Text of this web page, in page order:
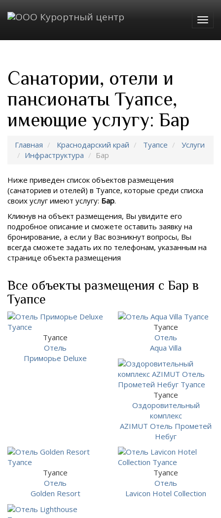
Санатории, отели и
пансионаты Туапсе,
имеющие услугу: Бар
Главная Краснодарский край Туапсе
Услуги
Инфраструктура
Бар
Ниже приведен список объектов размещения
(санаториев и отелей) в Туапсе, которые среди списка
своих услуг имеют услугу: Бар.
Кликнув на объект размещения, Вы увидите его
подробное описание и сможете оставить заявку на
бронирование, а если у Вас возникнут вопросы, Вы
всегда сможете задать их по телефонам, указанным на
странице объекта размещения
Все объекты размещения с Бар в
Туапсе
Туапсе
Отель
Приморье Deluxe
Туапсе
Отель
Aqua Villa
Туапсе
Оздоровительный
комплекс
AZIMUT Отель Прометей
Небуг
Туапсе
Отель
Golden Resort
Туапсе
Отель
Lavicon Hotel Collection